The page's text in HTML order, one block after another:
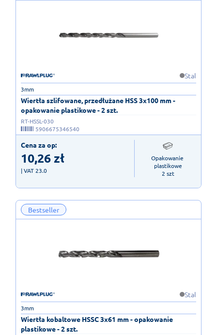
Stal
Wiertła szlifowane, przedłużane HSS 3x100 mm -
opakowanie plastikowe - 2 szt.
3mm
RT-HSSL-030
5906675346540
Cena za op:
10,26zł
| VAT 23.0
Opakowanie
plastikowe
2 szt
Bestseller
Stal
Wiertła kobaltowe HSSC 3x61 mm - opakowanie
plastikowe - 2 szt.
3mm